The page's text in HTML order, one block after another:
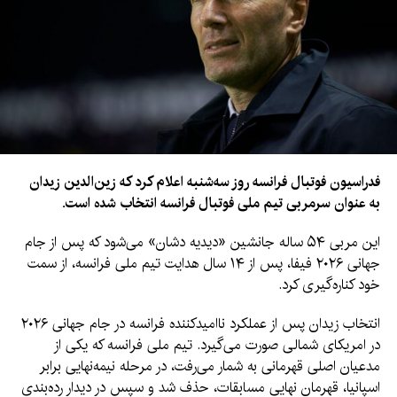
فدراسیون فوتبال فرانسه روز سه‌شنبه اعلام کرد که زین‌الدین زیدان
به عنوان سرمربی تیم ملی فوتبال فرانسه انتخاب شده است.
این مربی ۵۴ ساله جانشین «دیدیه دشان» می‌شود که پس از جام
جهانی ۲۰۲۶ فیفا، پس از ۱۴ سال هدایت تیم ملی فرانسه، از سمت
خود کناره‌گیری کرد.
انتخاب زیدان پس از عملکرد ناامیدکننده فرانسه در جام جهانی ۲۰۲۶
در امریکای شمالی صورت می‌گیرد. تیم ملی فرانسه که یکی از
مدعیان اصلی قهرمانی به شمار می‌رفت، در مرحله نیمه‌نهایی برابر
اسپانیا، قهرمان نهایی مسابقات، حذف شد و سپس در دیدار رده‌بندی